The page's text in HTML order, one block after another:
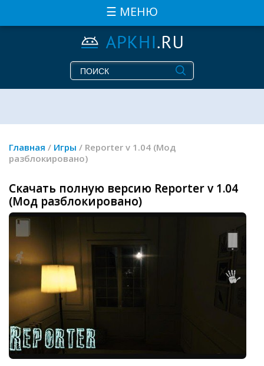
☰ МЕНЮ
Главная / Игры / Reporter v 1.04 (Мод
разблокировано)
Скачать полную версию Reporter v 1.04
(Мод разблокировано)